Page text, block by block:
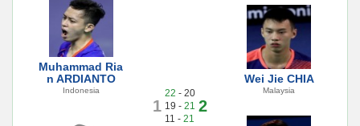
Muhammad Ria
n ARDIANTO
Indonesia
1
22 - 20
19 - 21
11 -21
2
Wei Jie CHIA
Malaysia